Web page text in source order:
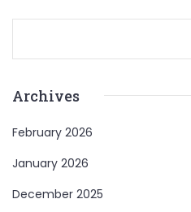
Archives
February 2026
January 2026
December 2025